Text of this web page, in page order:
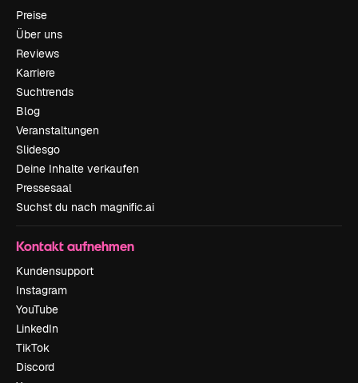
Preise
Über uns
Reviews
Karriere
Suchtrends
Blog
Veranstaltungen
Slidesgo
Deine Inhalte verkaufen
Pressesaal
Suchst du nach magnific.ai
Kontakt aufnehmen
Kundensupport
Instagram
YouTube
LinkedIn
TikTok
Discord